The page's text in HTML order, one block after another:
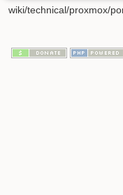
wiki/technical/proxmox/